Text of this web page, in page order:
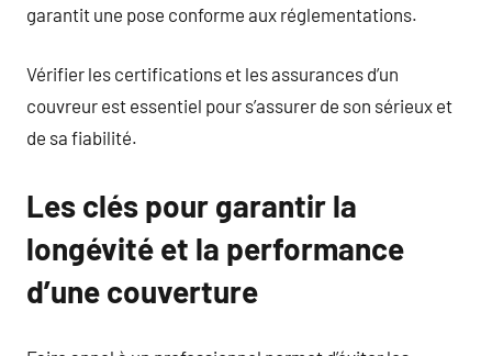
garantit une pose conforme aux réglementations.
Vérifier les certifications et les assurances d’un
couvreur est essentiel pour s’assurer de son sérieux et
de sa fiabilité.
Les clés pour garantir la
longévité et la performance
d’une couverture